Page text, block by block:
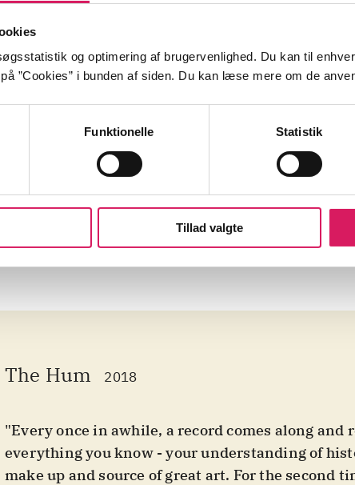
og optimering af brugervenlighed. Du kan til
”Cookies” i bunden af siden. Du kan læse mere om de
Funktionelle Statistik
Tillad valgte
The Hum 2018
"Every once in awhile, a record comes along and
everything you know - your understanding of
make up and source of great art. For the second